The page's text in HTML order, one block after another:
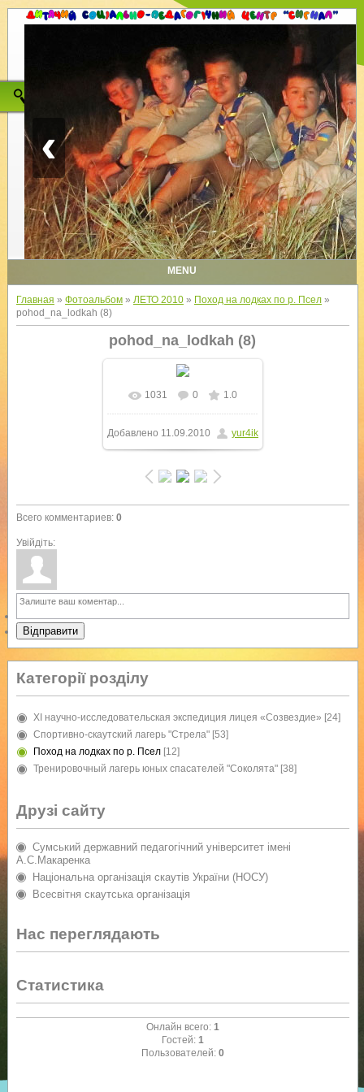
‹
MENU
Главная » Фотоальбом» ЛЕТО 2010» Поход на лодках по р. Псел»
pohod_na_lodkah (8)
pohod_na_lodkah (8)
В реальном размере
1024x768/ 298.6Kb
1031 0 1.0
Добавлено 11.09.2010 yur4ik
Всего комментариев: 0
Увійдіть:
Відправити
Категорії розділу
XI научно-исследовательская экспедиция лицея «Созвездие» [24]
Спортивно-скаутский лагерь "Стрела" [53]
Поход на лодках по р. Псел [12]
Тренировочный лагерь юных спасателей "Соколята" [38]
Друзі сайту
Сумський державний педагогічний університет імені
А.С.Макаренка
Національна організація скаутів України (НОСУ)
Всесвітня скаутська організація
Нас переглядають
Статистика
Онлайн всего: 1
Гостей: 1
Пользователей: 0